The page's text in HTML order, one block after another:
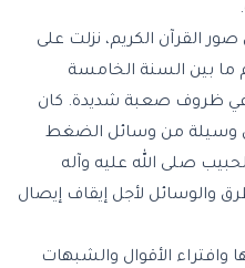
القرآن الكريم، نزلت على
ما بين السنة الخامسة
في ظروف صعبة شديدة. كان
وسيلة من وسائل الضغط
صلى الله عليه وآله
والوسائل لأجل إيقاف إيصال
وافتراء الأقوال والشبهات